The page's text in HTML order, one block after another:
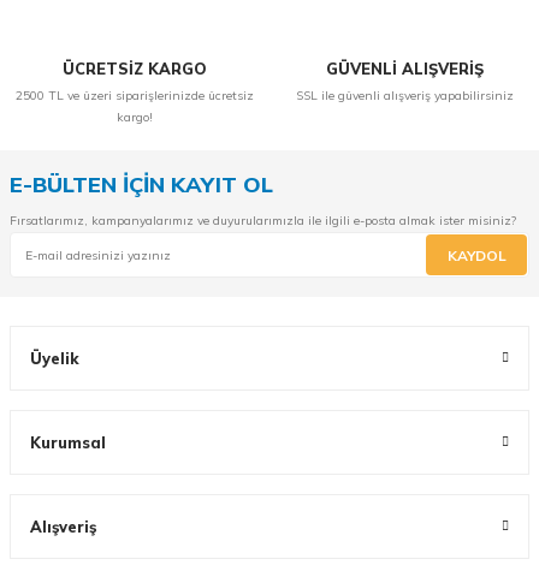
ÜCRETSİZ KARGO
2500 TL ve üzeri siparişlerinizde ücretsiz
kargo!
GÜVENLİ ALIŞVERİŞ
SSL ile güvenli alışveriş yapabilirsiniz
E-BÜLTEN İÇİN KAYIT OL
Fırsatlarımız, kampanyalarımız ve duyurularımızla ile ilgili e-posta almak ister misiniz?
KAYDOL
Üyelik
Kurumsal
Alışveriş